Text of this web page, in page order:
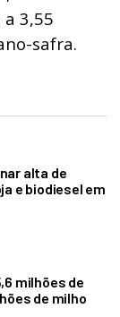
3,55
safra.
alta de
e biodiesel em
milhões de
de milho